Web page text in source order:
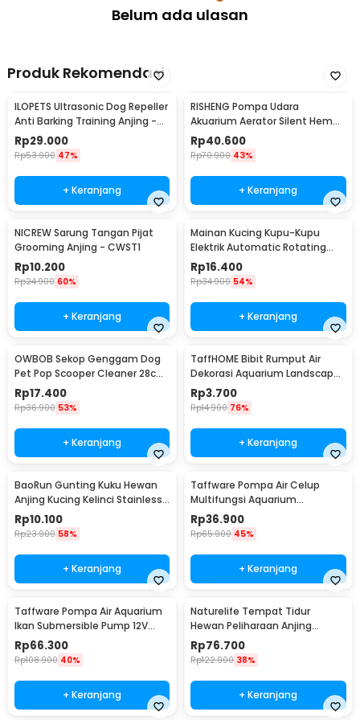
Belum ada ulasan
Produk Rekomendasi
ILOPETS Ultrasonic Dog Repeller
Anti Barking Training Anjing -
TJ-3008
Rp29.000
Rp53.900 47%
+ Keranjang
RISHENG Pompa Udara
Akuarium Aerator Silent Hemat
Energi 2.4W - RS-511
Rp40.600
Rp70.900 43%
+ Keranjang
NICREW Sarung Tangan Pijat
Grooming Anjing - CWST1
Rp10.200
Rp24.900 60%
+ Keranjang
Mainan Kucing Kupu-Kupu
Elektrik Automatic Rotating
Flying Butterfly
Rp16.400
Rp34.900 54%
+ Keranjang
OWBOB Sekop Genggam Dog
Pet Pop Scooper Cleaner 28cm
- A11707
Rp17.400
Rp36.900 53%
+ Keranjang
TaffHOME Bibit Rumput Air
Dekorasi Aquarium Landscape
Ornament - H0027
Rp3.700
Rp14.900 76%
+ Keranjang
BaoRun Gunting Kuku Hewan
Anjing Kucing Kelinci Stainless
Steel - 5X
Rp10.100
Rp23.900 58%
+ Keranjang
Taffware Pompa Air Celup
Multifungsi Aquarium
Submersible Pump 12V - QR30E
Rp36.900
Rp65.900 45%
+ Keranjang
Taffware Pompa Air Aquarium
Ikan Submersible Pump 12V
22W - 12V5M
Rp66.300
Rp108.900 40%
+ Keranjang
Naturelife Tempat Tidur
Hewan Peliharaan Anjing
Kucing Pet Dog Bed Size L -
NR884
Rp76.700
Rp122.900 38%
+ Keranjang